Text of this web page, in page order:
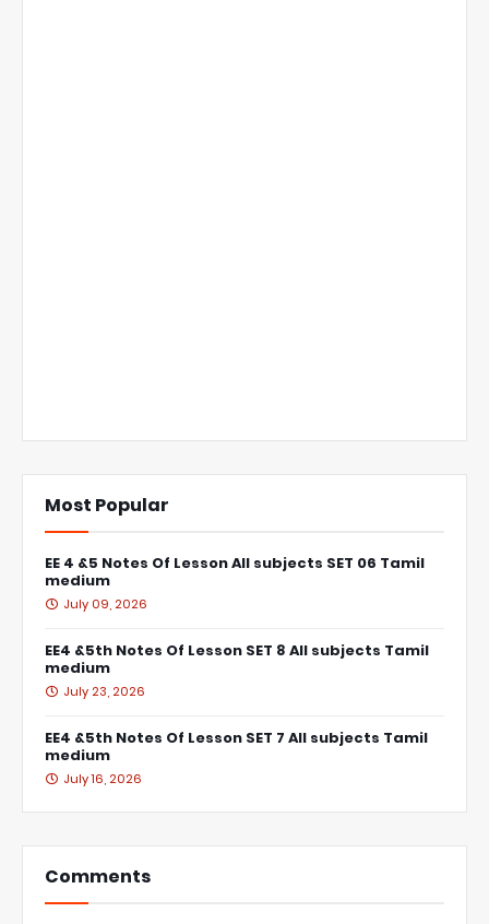
Most Popular
EE 4 &5 Notes Of Lesson All subjects SET 06 Tamil
medium
July 09, 2026
EE4 &5th Notes Of Lesson SET 8 All subjects Tamil
medium
July 23, 2026
EE4 &5th Notes Of Lesson SET 7 All subjects Tamil
medium
July 16, 2026
Comments